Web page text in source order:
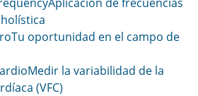
Tu oportunidad en el campo de
Medir la variabilidad de la
(VFC)